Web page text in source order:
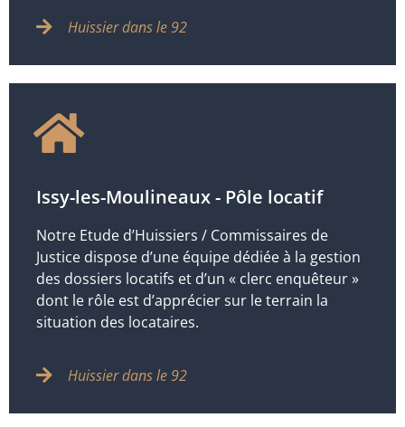
Huissier dans le 92
Issy-les-Moulineaux - Pôle locatif
Notre Etude d’Huissiers / Commissaires de
Justice dispose d’une équipe dédiée à la gestion
des dossiers locatifs et d’un « clerc enquêteur »
dont le rôle est d’apprécier sur le terrain la
situation des locataires.
Huissier dans le 92